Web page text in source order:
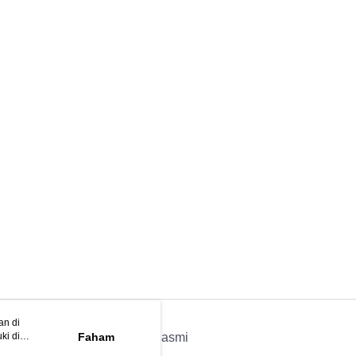
APP Rasmi
di
di
Faham